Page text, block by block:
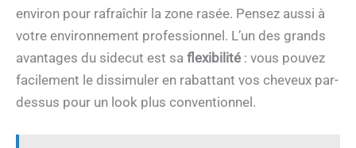
environ pour rafraîchir la zone rasée. Pensez aussi à
votre environnement professionnel. L’un des grands
avantages du sidecut est sa flexibilité : vous pouvez
facilement le dissimuler en rabattant vos cheveux par-
dessus pour un look plus conventionnel.